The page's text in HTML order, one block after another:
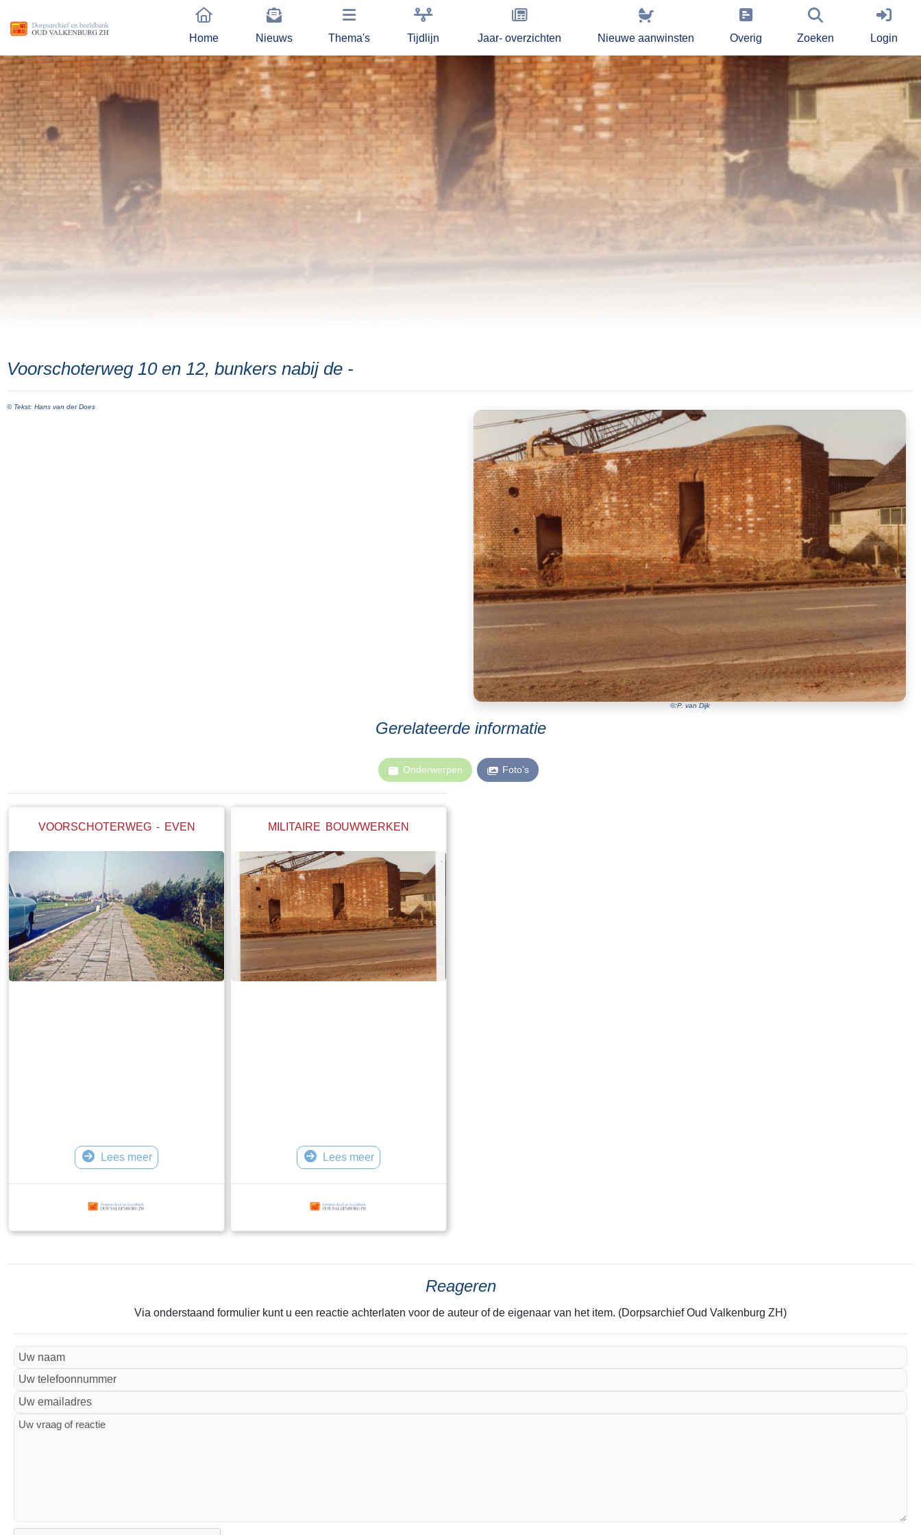
Home Nieuws Thema's Tijdlijn Jaar- overzichten Nieuwe aanwinsten Overig Zoeken Login
Voorschoterweg 10 en 12, bunkers nabij de -
©:P. van Dijk
© Tekst: Hans van der Does
Gerelateerde informatie
Onderwerpen Foto’s
VOORSCHOTERWEG - EVEN
Lees meer
MILITAIRE BOUWWERKEN
Lees meer
Reageren
Via onderstaand formulier kunt u een reactie achterlaten voor de auteur of de eigenaar van het item. (Dorpsarchief Oud Valkenburg ZH)